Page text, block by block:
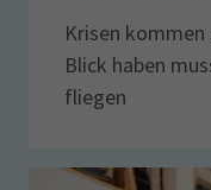
IHK Akademie
Magazin
Krisen kommen
Blick haben
fliegen